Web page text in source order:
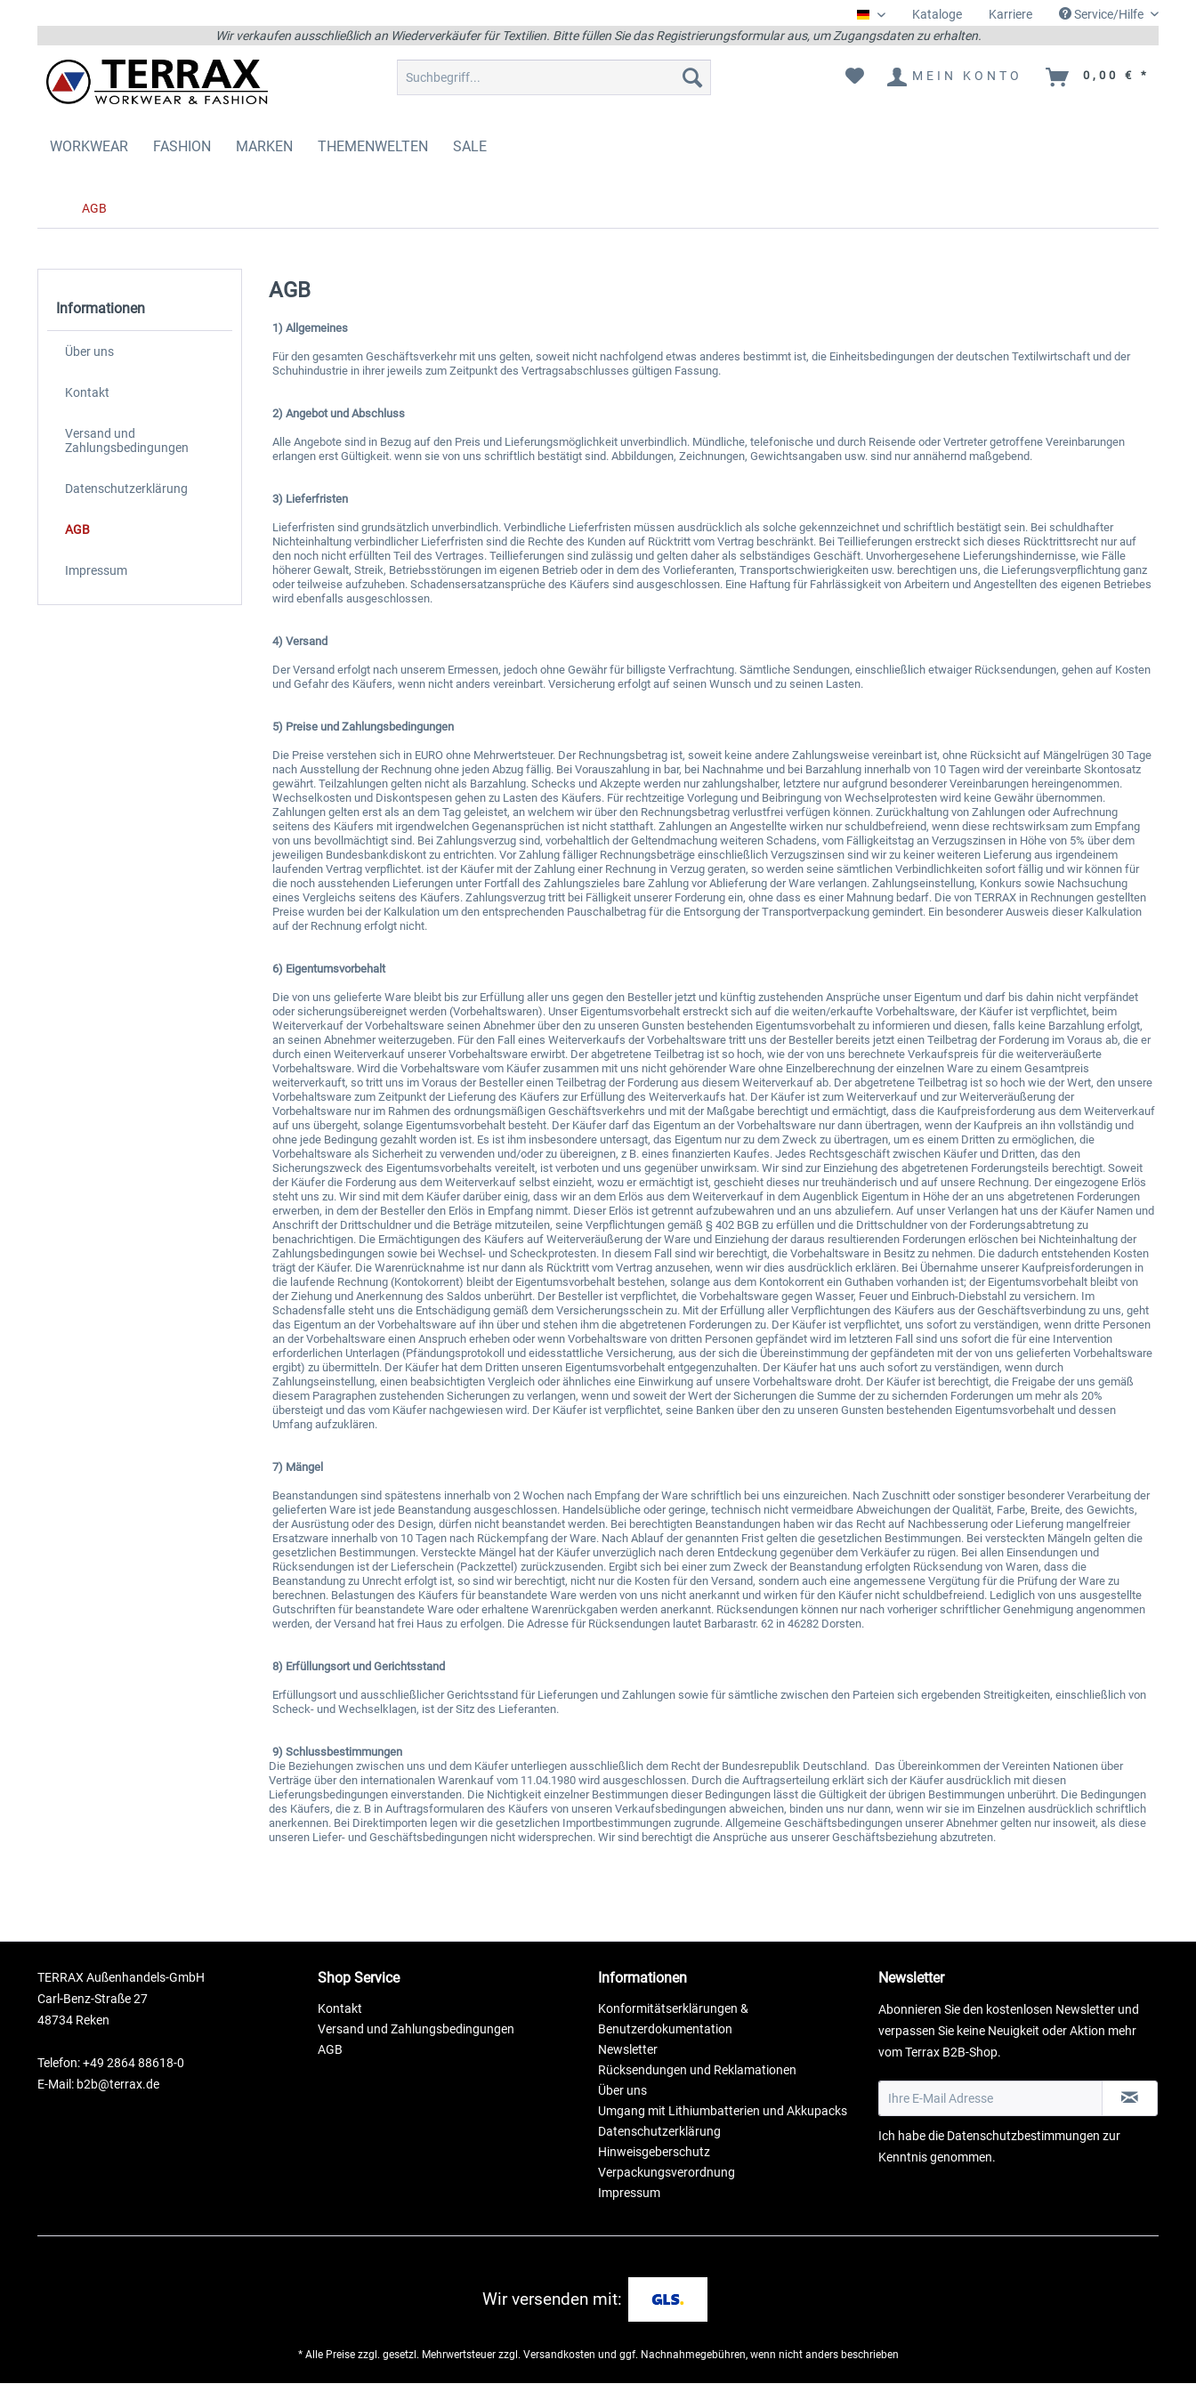
DeutschKataloge Karriere
Service/Hilfe
Wir verkaufen ausschließlich an Wiederverkäufer für Textilien. Bitte füllen Sie das Registrierungsformular aus, um Zugangsdaten zu erhalten.
MEIN KONTO 0,00 € *
WORKWEAR FASHION MARKEN THEMENWELTEN SALE
AGB
Informationen
Über uns
Kontakt
Versand und
Zahlungsbedingungen
Datenschutzerklärung
AGB
Impressum
AGB
1) Allgemeines
Für den gesamten Geschäftsverkehr mit uns gelten, soweit nicht nachfolgend etwas anderes bestimmt ist, die Einheitsbedingungen der deutschen Textilwirtschaft und der
Schuhindustrie in ihrer jeweils zum Zeitpunkt des Vertragsabschlusses gültigen Fassung.
2) Angebot und Abschluss
Alle Angebote sind in Bezug auf den Preis und Lieferungsmöglichkeit unverbindlich. Mündliche, telefonische und durch Reisende oder Vertreter getroffene Vereinbarungen
erlangen erst Gültigkeit. wenn sie von uns schriftlich bestätigt sind. Abbildungen, Zeichnungen, Gewichtsangaben usw. sind nur annähernd maßgebend.
3) Lieferfristen
Lieferfristen sind grundsätzlich unverbindlich. Verbindliche Lieferfristen müssen ausdrücklich als solche gekennzeichnet und schriftlich bestätigt sein. Bei schuldhafter
Nichteinhaltung verbindlicher Lieferfristen sind die Rechte des Kunden auf Rücktritt vom Vertrag beschränkt. Bei Teillieferungen erstreckt sich dieses Rücktrittsrecht nur auf
den noch nicht erfüllten Teil des Vertrages. Teillieferungen sind zulässig und gelten daher als selbständiges Geschäft. Unvorhergesehene Lieferungshindernisse, wie Fälle
höherer Gewalt, Streik, Betriebsstörungen im eigenen Betrieb oder in dem des Vorlieferanten, Transportschwierigkeiten usw. berechtigen uns, die Lieferungsverpflichtung ganz
oder teilweise aufzuheben. Schadensersatzansprüche des Käufers sind ausgeschlossen. Eine Haftung für Fahrlässigkeit von Arbeitern und Angestellten des eigenen Betriebes
wird ebenfalls ausgeschlossen.
4) Versand
Der Versand erfolgt nach unserem Ermessen, jedoch ohne Gewähr für billigste Verfrachtung. Sämtliche Sendungen, einschließlich etwaiger Rücksendungen, gehen auf Kosten
und Gefahr des Käufers, wenn nicht anders vereinbart. Versicherung erfolgt auf seinen Wunsch und zu seinen Lasten.
5) Preise und Zahlungsbedingungen
Die Preise verstehen sich in EURO ohne Mehrwertsteuer. Der Rechnungsbetrag ist, soweit keine andere Zahlungsweise vereinbart ist, ohne Rücksicht auf Mängelrügen 30 Tage
nach Ausstellung der Rechnung ohne jeden Abzug fällig. Bei Vorauszahlung in bar, bei Nachnahme und bei Barzahlung innerhalb von 10 Tagen wird der vereinbarte Skontosatz
gewährt. Teilzahlungen gelten nicht als Barzahlung. Schecks und Akzepte werden nur zahlungshalber, letztere nur aufgrund besonderer Vereinbarungen hereingenommen.
Wechselkosten und Diskontspesen gehen zu Lasten des Käufers. Für rechtzeitige Vorlegung und Beibringung von Wechselprotesten wird keine Gewähr übernommen.
Zahlungen gelten erst als an dem Tag geleistet, an welchem wir über den Rechnungsbetrag verlustfrei verfügen können. Zurückhaltung von Zahlungen oder Aufrechnung
seitens des Käufers mit irgendwelchen Gegenansprüchen ist nicht statthaft. Zahlungen an Angestellte wirken nur schuldbefreiend, wenn diese rechtswirksam zum Empfang
von uns bevollmächtigt sind. Bei Zahlungsverzug sind, vorbehaltlich der Geltendmachung weiteren Schadens, vom Fälligkeitstag an Verzugszinsen in Höhe von 5% über dem
jeweiligen Bundesbankdiskont zu entrichten. Vor Zahlung fälliger Rechnungsbeträge einschließlich Verzugszinsen sind wir zu keiner weiteren Lieferung aus irgendeinem
laufenden Vertrag verpflichtet. ist der Käufer mit der Zahlung einer Rechnung in Verzug geraten, so werden seine sämtlichen Verbindlichkeiten sofort fällig und wir können für
die noch ausstehenden Lieferungen unter Fortfall des Zahlungszieles bare Zahlung vor Ablieferung der Ware verlangen. Zahlungseinstellung, Konkurs sowie Nachsuchung
eines Vergleichs seitens des Käufers. Zahlungsverzug tritt bei Fälligkeit unserer Forderung ein, ohne dass es einer Mahnung bedarf. Die von TERRAX in Rechnungen gestellten
Preise wurden bei der Kalkulation um den entsprechenden Pauschalbetrag für die Entsorgung der Transportverpackung gemindert. Ein besonderer Ausweis dieser Kalkulation
auf der Rechnung erfolgt nicht.
6) Eigentumsvorbehalt
Die von uns gelieferte Ware bleibt bis zur Erfüllung aller uns gegen den Besteller jetzt und künftig zustehenden Ansprüche unser Eigentum und darf bis dahin nicht verpfändet
oder sicherungsübereignet werden (Vorbehaltswaren). Unser Eigentumsvorbehalt erstreckt sich auf die weiten/erkaufte Vorbehaltsware, der Käufer ist verpflichtet, beim
Weiterverkauf der Vorbehaltsware seinen Abnehmer über den zu unseren Gunsten bestehenden Eigentumsvorbehalt zu informieren und diesen, falls keine Barzahlung erfolgt,
an seinen Abnehmer weiterzugeben. Für den Fall eines Weiterverkaufs der Vorbehaltsware tritt uns der Besteller bereits jetzt einen Teilbetrag der Forderung im Voraus ab, die er
durch einen Weiterverkauf unserer Vorbehaltsware erwirbt. Der abgetretene Teilbetrag ist so hoch, wie der von uns berechnete Verkaufspreis für die weiterveräußerte
Vorbehaltsware. Wird die Vorbehaltsware vom Käufer zusammen mit uns nicht gehörender Ware ohne Einzelberechnung der einzelnen Ware zu einem Gesamtpreis
weiterverkauft, so tritt uns im Voraus der Besteller einen Teilbetrag der Forderung aus diesem Weiterverkauf ab. Der abgetretene Teilbetrag ist so hoch wie der Wert, den unsere
Vorbehaltsware zum Zeitpunkt der Lieferung des Käufers zur Erfüllung des Weiterverkaufs hat. Der Käufer ist zum Weiterverkauf und zur Weiterveräußerung der
Vorbehaltsware nur im Rahmen des ordnungsmäßigen Geschäftsverkehrs und mit der Maßgabe berechtigt und ermächtigt, dass die Kaufpreisforderung aus dem Weiterverkauf
auf uns übergeht, solange Eigentumsvorbehalt besteht. Der Käufer darf das Eigentum an der Vorbehaltsware nur dann übertragen, wenn der Kaufpreis an ihn vollständig und
ohne jede Bedingung gezahlt worden ist. Es ist ihm insbesondere untersagt, das Eigentum nur zu dem Zweck zu übertragen, um es einem Dritten zu ermöglichen, die
Vorbehaltsware als Sicherheit zu verwenden und/oder zu übereignen, z B. eines finanzierten Kaufes. Jedes Rechtsgeschäft zwischen Käufer und Dritten, das den
Sicherungszweck des Eigentumsvorbehalts vereitelt, ist verboten und uns gegenüber unwirksam. Wir sind zur Einziehung des abgetretenen Forderungsteils berechtigt. Soweit
der Käufer die Forderung aus dem Weiterverkauf selbst einzieht, wozu er ermächtigt ist, geschieht dieses nur treuhänderisch und auf unsere Rechnung. Der eingezogene Erlös
steht uns zu. Wir sind mit dem Käufer darüber einig, dass wir an dem Erlös aus dem Weiterverkauf in dem Augenblick Eigentum in Höhe der an uns abgetretenen Forderungen
erwerben, in dem der Besteller den Erlös in Empfang nimmt. Dieser Erlös ist getrennt aufzubewahren und an uns abzuliefern. Auf unser Verlangen hat uns der Käufer Namen und
Anschrift der Drittschuldner und die Beträge mitzuteilen, seine Verpflichtungen gemäß § 402 BGB zu erfüllen und die Drittschuldner von der Forderungsabtretung zu
benachrichtigen. Die Ermächtigungen des Käufers auf Weiterveräußerung der Ware und Einziehung der daraus resultierenden Forderungen erlöschen bei Nichteinhaltung der
Zahlungsbedingungen sowie bei Wechsel- und Scheckprotesten. In diesem Fall sind wir berechtigt, die Vorbehaltsware in Besitz zu nehmen. Die dadurch entstehenden Kosten
trägt der Käufer. Die Warenrücknahme ist nur dann als Rücktritt vom Vertrag anzusehen, wenn wir dies ausdrücklich erklären. Bei Übernahme unserer Kaufpreisforderungen in
die laufende Rechnung (Kontokorrent) bleibt der Eigentumsvorbehalt bestehen, solange aus dem Kontokorrent ein Guthaben vorhanden ist; der Eigentumsvorbehalt bleibt von
der Ziehung und Anerkennung des Saldos unberührt. Der Besteller ist verpflichtet, die Vorbehaltsware gegen Wasser, Feuer und Einbruch-Diebstahl zu versichern. Im
Schadensfalle steht uns die Entschädigung gemäß dem Versicherungsschein zu. Mit der Erfüllung aller Verpflichtungen des Käufers aus der Geschäftsverbindung zu uns, geht
das Eigentum an der Vorbehaltsware auf ihn über und stehen ihm die abgetretenen Forderungen zu. Der Käufer ist verpflichtet, uns sofort zu verständigen, wenn dritte Personen
an der Vorbehaltsware einen Anspruch erheben oder wenn Vorbehaltsware von dritten Personen gepfändet wird im letzteren Fall sind uns sofort die für eine Intervention
erforderlichen Unterlagen (Pfändungsprotokoll und eidesstattliche Versicherung, aus der sich die Übereinstimmung der gepfändeten mit der von uns gelieferten Vorbehaltsware
ergibt) zu übermitteln. Der Käufer hat dem Dritten unseren Eigentumsvorbehalt entgegenzuhalten. Der Käufer hat uns auch sofort zu verständigen, wenn durch
Zahlungseinstellung, einen beabsichtigten Vergleich oder ähnliches eine Einwirkung auf unsere Vorbehaltsware droht. Der Käufer ist berechtigt, die Freigabe der uns gemäß
diesem Paragraphen zustehenden Sicherungen zu verlangen, wenn und soweit der Wert der Sicherungen die Summe der zu sichernden Forderungen um mehr als 20%
übersteigt und das vom Käufer nachgewiesen wird. Der Käufer ist verpflichtet, seine Banken über den zu unseren Gunsten bestehenden Eigentumsvorbehalt und dessen
Umfang aufzuklären.
7) Mängel
Beanstandungen sind spätestens innerhalb von 2 Wochen nach Empfang der Ware schriftlich bei uns einzureichen. Nach Zuschnitt oder sonstiger besonderer Verarbeitung der
gelieferten Ware ist jede Beanstandung ausgeschlossen. Handelsübliche oder geringe, technisch nicht vermeidbare Abweichungen der Qualität, Farbe, Breite, des Gewichts,
der Ausrüstung oder des Design, dürfen nicht beanstandet werden. Bei berechtigten Beanstandungen haben wir das Recht auf Nachbesserung oder Lieferung mangelfreier
Ersatzware innerhalb von 10 Tagen nach Rückempfang der Ware. Nach Ablauf der genannten Frist gelten die gesetzlichen Bestimmungen. Bei versteckten Mängeln gelten die
gesetzlichen Bestimmungen. Versteckte Mängel hat der Käufer unverzüglich nach deren Entdeckung gegenüber dem Verkäufer zu rügen. Bei allen Einsendungen und
Rücksendungen ist der Lieferschein (Packzettel) zurückzusenden. Ergibt sich bei einer zum Zweck der Beanstandung erfolgten Rücksendung von Waren, dass die
Beanstandung zu Unrecht erfolgt ist, so sind wir berechtigt, nicht nur die Kosten für den Versand, sondern auch eine angemessene Vergütung für die Prüfung der Ware zu
berechnen. Belastungen des Käufers für beanstandete Ware werden von uns nicht anerkannt und wirken für den Käufer nicht schuldbefreiend. Lediglich von uns ausgestellte
Gutschriften für beanstandete Ware oder erhaltene Warenrückgaben werden anerkannt. Rücksendungen können nur nach vorheriger schriftlicher Genehmigung angenommen
werden, der Versand hat frei Haus zu erfolgen. Die Adresse für Rücksendungen lautet Barbarastr. 62 in 46282 Dorsten.
8) Erfüllungsort und Gerichtsstand
Erfüllungsort und ausschließlicher Gerichtsstand für Lieferungen und Zahlungen sowie für sämtliche zwischen den Parteien sich ergebenden Streitigkeiten, einschließlich von
Scheck- und Wechselklagen, ist der Sitz des Lieferanten.
9) Schlussbestimmungen
Die Beziehungen zwischen uns und dem Käufer unterliegen ausschließlich dem Recht der Bundesrepublik Deutschland. Das Übereinkommen der Vereinten Nationen über
Verträge über den internationalen Warenkauf vom 11.04.1980 wird ausgeschlossen. Durch die Auftragserteilung erklärt sich der Käufer ausdrücklich mit diesen
Lieferungsbedingungen einverstanden. Die Nichtigkeit einzelner Bestimmungen dieser Bedingungen lässt die Gültigkeit der übrigen Bestimmungen unberührt. Die Bedingungen
des Käufers, die z. B in Auftragsformularen des Käufers von unseren Verkaufsbedingungen abweichen, binden uns nur dann, wenn wir sie im Einzelnen ausdrücklich schriftlich
anerkennen. Bei Direktimporten legen wir die gesetzlichen Importbestimmungen zugrunde. Allgemeine Geschäftsbedingungen unserer Abnehmer gelten nur insoweit, als diese
unseren Liefer- und Geschäftsbedingungen nicht widersprechen. Wir sind berechtigt die Ansprüche aus unserer Geschäftsbeziehung abzutreten.
TERRAX Außenhandels-GmbH
Carl-Benz-Straße 27
48734 Reken
Telefon: +49 2864 88618-0
E-Mail: b2b@terrax.de
Shop Service
Kontakt
Versand und Zahlungsbedingungen
AGB
Informationen
Konformitätserklärungen &
Benutzerdokumentation
Newsletter
Rücksendungen und Reklamationen
Über uns
Umgang mit Lithiumbatterien und Akkupacks
Datenschutzerklärung
Hinweisgeberschutz
Verpackungsverordnung
Impressum
Newsletter
Abonnieren Sie den kostenlosen Newsletter und
verpassen Sie keine Neuigkeit oder Aktion mehr
vom Terrax B2B-Shop.
Ich habe die Datenschutzbestimmungen zur
Kenntnis genommen.
Wir versenden mit:
* Alle Preise zzgl. gesetzl. Mehrwertsteuer zzgl. Versandkosten und ggf. Nachnahmegebühren, wenn nicht anders beschrieben